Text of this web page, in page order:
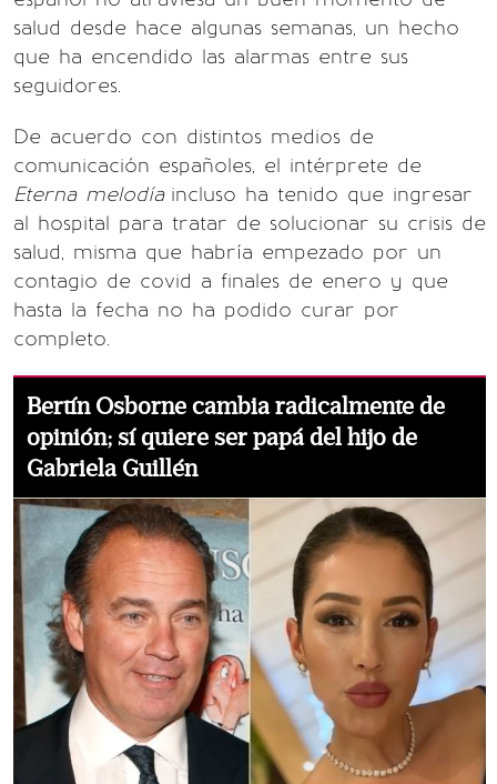
salud desde hace algunas semanas, un hecho
que ha encendido las alarmas entre sus
seguidores.
De acuerdo con distintos medios de
comunicación españoles, el intérprete de
Eterna melodía incluso ha tenido que ingresar
al hospital para tratar de solucionar su crisis de
salud, misma que habría empezado por un
contagio de covid a finales de enero y que
hasta la fecha no ha podido curar por
completo.
Bertín Osborne cambia radicalmente de
opinión; sí quiere ser papá del hijo de
Gabriela Guillén